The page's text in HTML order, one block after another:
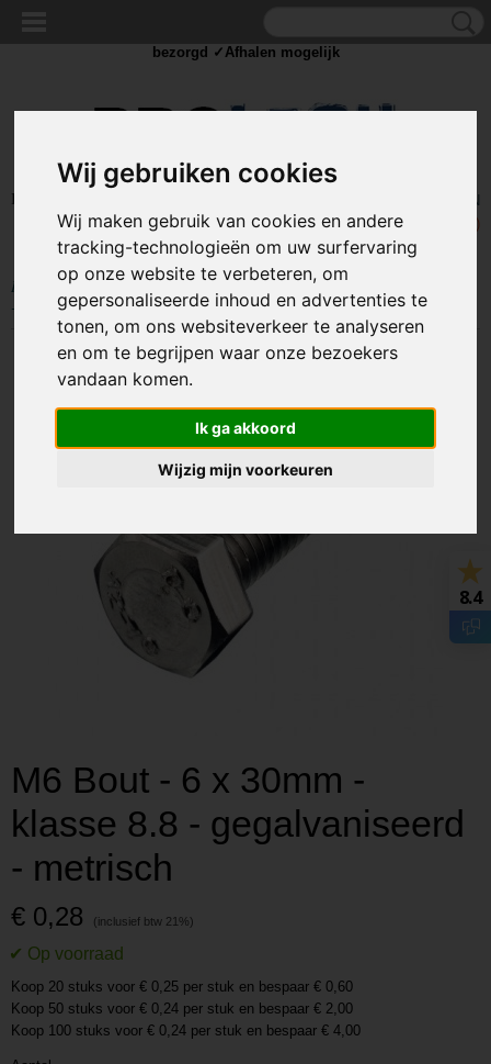
Wij gebruiken cookies
Wij maken gebruik van cookies en andere
tracking-technologieën om uw surfervaring
op onze website te verbeteren, om
gepersonaliseerde inhoud en advertenties te
tonen, om ons websiteverkeer te analyseren
en om te begrijpen waar onze bezoekers
vandaan komen.
Ik ga akkoord
Wijzig mijn voorkeuren
Inloggen
UW WINKELWAGEN
Geen producten
(0)
Home >IJZERWAREN>BOUTEN>BOUTEN>M6 Bouten
- 6 x 30mm - klasse 8.8 - gegalvaniseerd - metrisch
M6 Bout - 6 x 30mm -
klasse 8.8 - gegalvaniseerd
- metrisch
€ 0,28
Koop 20 stuks voor € 0,25 per stuk en bespaar € 0,60
Koop 50 stuks voor € 0,24 per stuk en bespaar € 2,00
Koop 100 stuks voor € 0,24 per stuk en bespaar € 4,00
bezorgd ✓Afhalen mogelijk
8.4